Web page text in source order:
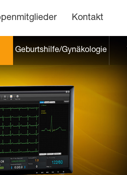
Kontakt
Geburtshilfe/Gynäkologie